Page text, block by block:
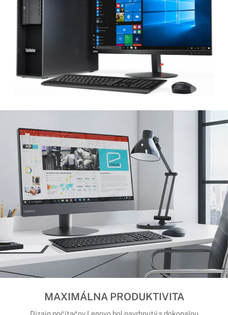
MAXIMÁLNA PRODUKTIVITA